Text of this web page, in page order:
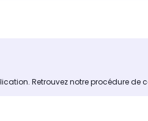
Retrouvez notre procédure de